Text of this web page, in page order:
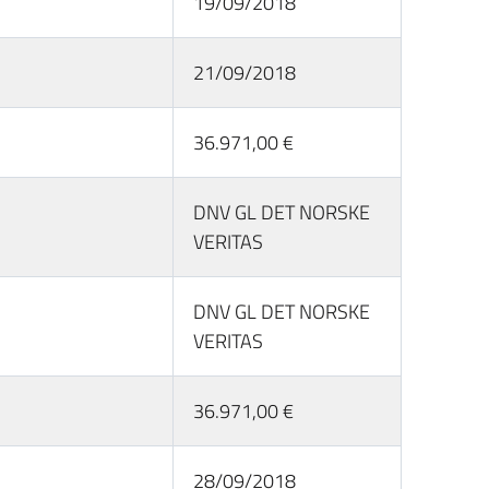
21/09/2018
36.971,00 €
DNV GL DET NORSKE
VERITAS
DNV GL DET NORSKE
VERITAS
36.971,00 €
28/09/2018